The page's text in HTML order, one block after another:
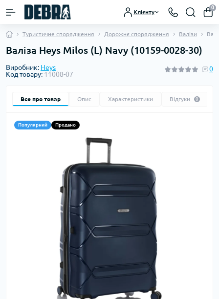
Клієнту
0
Туристичне спорядження Дорожнє спорядження Валізи
Валіза Heys Milos (L) Navy (10159-0028-30)
Виробник: Heys
Код товару: 11008-07
0
Все про товар Опис Характеристики Відгуки 0
Популярний Продано